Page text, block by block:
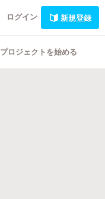
ログイン 新規登録
プロジェクトを始める